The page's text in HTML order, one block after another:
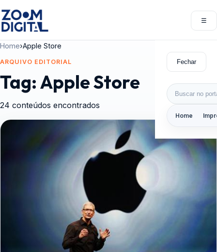
☰
Fechar
Buscar por:
Home
Home›Apple Store
ARQUIVO EDITORIAL
Tag:Apple Store
24 conteúdos encontrados